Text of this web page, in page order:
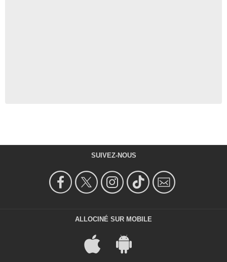
SUIVEZ-NOUS
ALLOCINÉ SUR MOBILE